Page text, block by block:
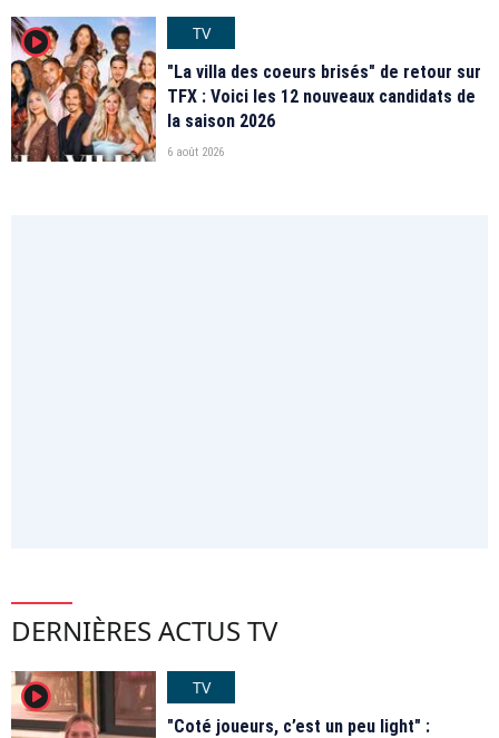
player2
TV
"La villa des coeurs brisés" de retour sur
TFX : Voici les 12 nouveaux candidats de
la saison 2026
6 août 2026
DERNIÈRES ACTUS TV
player2
TV
"Coté joueurs, c’est un peu light" :